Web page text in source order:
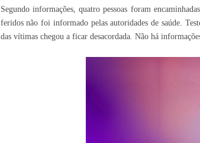
Segundo informações, quatro pessoas foram
feridos não foi informado pelas autoridades de saúde.
das vítimas chegou a ficar desacordada. Não há